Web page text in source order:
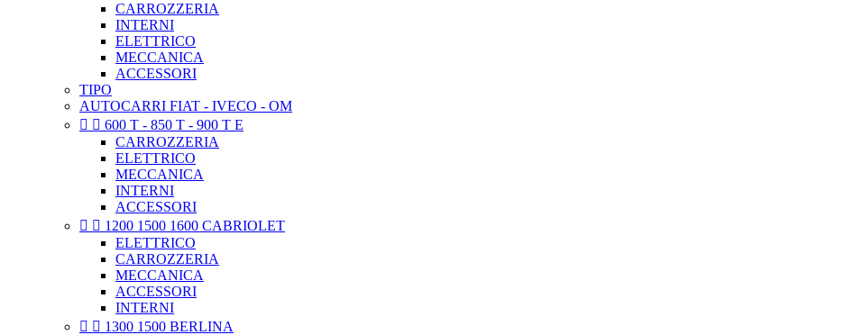
CARROZZERIA
INTERNI
ELETTRICO
MECCANICA
ACCESSORI
TIPO
AUTOCARRI FIAT - IVECO - OM
  600 T - 850 T - 900 T E
CARROZZERIA
ELETTRICO
MECCANICA
INTERNI
ACCESSORI
  1200 1500 1600 CABRIOLET
ELETTRICO
CARROZZERIA
MECCANICA
ACCESSORI
INTERNI
  1300 1500 BERLINA